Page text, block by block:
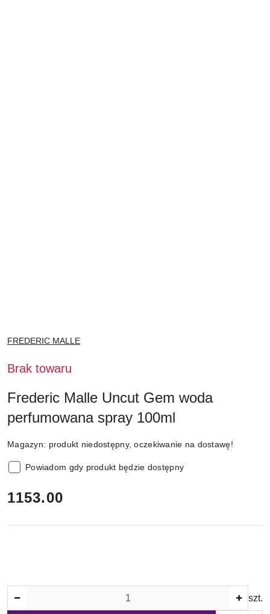
NAZWA
PRODUCENTA:
FREDERIC MALLE
Brak towaru
Frederic Malle Uncut Gem woda
perfumowana spray 100ml
Magazyn: produkt niedostępny, oczekiwanie na dostawę!
Powiadom gdy produkt będzie dostępny
cena:
1153.00
szt.